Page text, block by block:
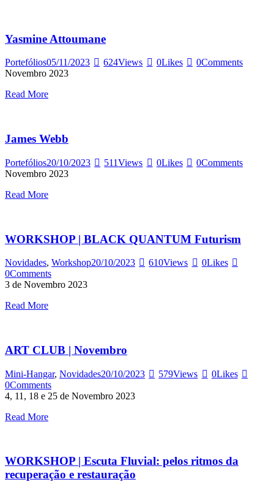
Yasmine Attoumane
Portefólios05/11/2023 624Views 0Likes 0Comments
Novembro 2023
Read More
James Webb
Portefólios20/10/2023 511Views 0Likes 0Comments
Novembro 2023
Read More
WORKSHOP | BLACK QUANTUM Futurism
Novidades, Workshop20/10/2023 610Views 0Likes
0Comments
3 de Novembro 2023
Read More
ART CLUB | Novembro
Mini-Hangar, Novidades20/10/2023 579Views 0Likes
0Comments
4, 11, 18 e 25 de Novembro 2023
Read More
WORKSHOP | Escuta Fluvial: pelos ritmos da
recuperação e restauração